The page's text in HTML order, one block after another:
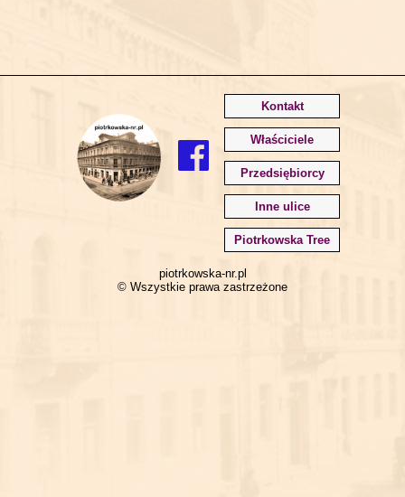
Kontakt
Właściciele
Przedsiębiorcy
Inne ulice
Piotrkowska Tree
piotrkowska-nr.pl
© Wszystkie prawa zastrzeżone